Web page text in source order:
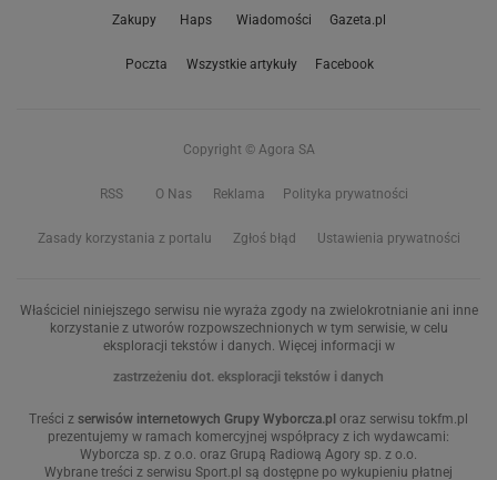
Zakupy Haps Wiadomości Gazeta.pl
Poczta Wszystkie artykuły Facebook
Copyright © Agora SA
RSS O Nas Reklama Polityka prywatności
Zasady korzystania z portalu Zgłoś błąd Ustawienia prywatności
Właściciel niniejszego serwisu nie wyraża zgody na zwielokrotnianie ani inne
korzystanie z utworów rozpowszechnionych w tym serwisie, w celu
eksploracji tekstów i danych. Więcej informacji w
zastrzeżeniu dot. eksploracji tekstów i danych
Treści z serwisów internetowych Grupy Wyborcza.pl oraz serwisu tokfm.pl
prezentujemy w ramach komercyjnej współpracy z ich wydawcami:
Wyborcza sp. z o.o. oraz Grupą Radiową Agory sp. z o.o.
Wybrane treści z serwisu Sport.pl są dostępne po wykupieniu płatnej